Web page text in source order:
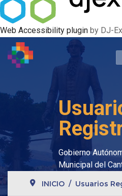
Web Accessibility plugin by DJ-
Gobierno
Municipal del
INICIO Usuarios